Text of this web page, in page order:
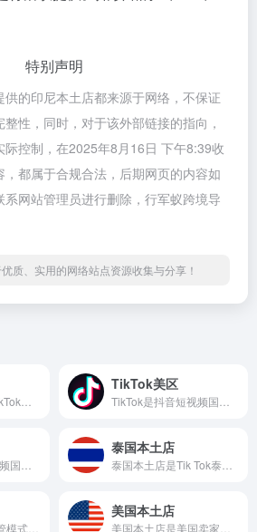
特别声明
的印尼本土店都来源于网络，不保证
性，同时，对于该外部链接的指向，
控制，在2025年8月16日 下午8:39收
都属于合规合法，后期网页的内容如
网站管理员进行删除，行军蚁跨境导
质、实用的网络站点资源收集与分享！
TikTok美区
泰国本土店
美国本土店